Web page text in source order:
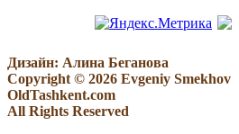
Дизайн: Алина Беганова
Copyright © 2026 Evgeniy Smekhov
OldTashkent.com
All Rights Reserved